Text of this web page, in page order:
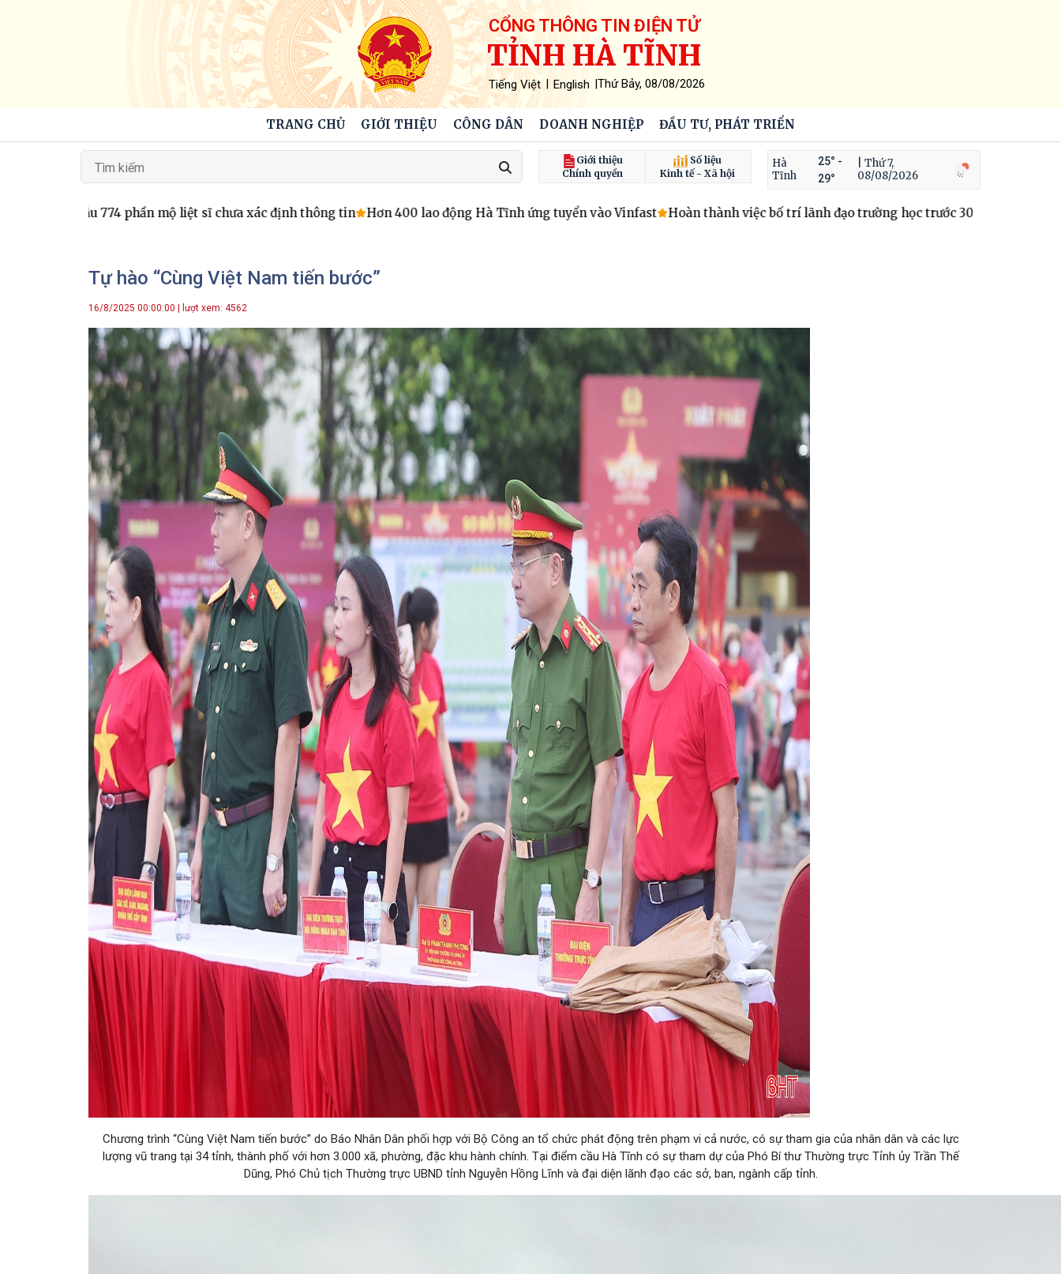
CỔNG THÔNG TIN ĐIỆN TỬ
TỈNH HÀ TĨNH
Tiếng Việt | English |Thứ Bảy, 08/08/2026
TRANG CHỦ GIỚI THIỆU CÔNG DÂN DOANH NGHIỆP ĐẦU TƯ, PHÁT TRIỂN
Giới thiệu
Chính quyền
Số liệu
Kinh tế - Xã hội
Hà
Tĩnh
25° -
29°
| Thứ 7,
08/08/2026
774 phần mộ liệt sĩ chưa xác định thông tin Hơn 400 lao động Hà Tĩnh ứng tuyển vào Vinfast Hoàn thành việc bố trí lãnh đạo trường học trước 30/9 Hà Tĩnh hoàn thành
Tự hào “Cùng Việt Nam tiến bước”
16/8/2025 00:00:00 | lượt xem: 4562
Chương trình “Cùng Việt Nam tiến bước” do Báo Nhân Dân phối hợp với Bộ Công an tổ chức phát động trên phạm vi cả nước, có sự tham gia của nhân dân và các lực
lượng vũ trang tại 34 tỉnh, thành phố với hơn 3.000 xã, phường, đặc khu hành chính. Tại điểm cầu Hà Tĩnh có sự tham dự của Phó Bí thư Thường trực Tỉnh ủy Trần Thế
Dũng, Phó Chủ tịch Thường trực UBND tỉnh Nguyễn Hồng Lĩnh và đại diện lãnh đạo các sở, ban, ngành cấp tỉnh.